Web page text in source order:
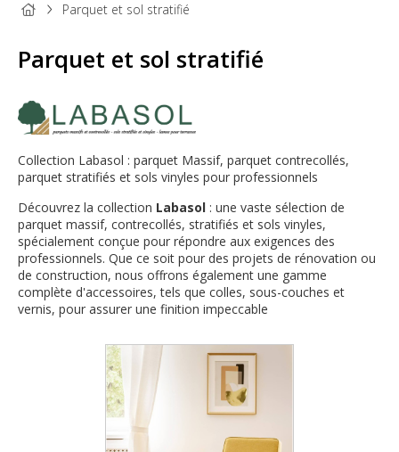
STRATIFIÉ
Parquet et sol stratifié
Parquet et sol stratifié
Collection Labasol : parquet Massif, parquet contrecollés,
parquet stratifiés et sols vinyles pour professionnels
Découvrez la collection Labasol : une vaste sélection de
parquet massif, contrecollés, stratifiés et sols vinyles,
spécialement conçue pour répondre aux exigences des
professionnels. Que ce soit pour des projets de rénovation ou
de construction, nous offrons également une gamme
complète d'accessoires, tels que colles, sous-couches et
vernis, pour assurer une finition impeccable